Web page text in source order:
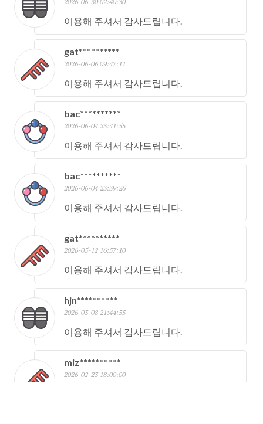
이용해 주셔서 감사드립니다.
gat**********
2026-06-06 09:47:11
이용해 주셔서 감사드립니다.
bac**********
2026-06-04 23:41:55
이용해 주셔서 감사드립니다.
bac**********
2026-06-04 23:39:26
이용해 주셔서 감사드립니다.
gat**********
2026-05-12 16:57:10
이용해 주셔서 감사드립니다.
hjn**********
2026-03-08 21:44:55
이용해 주셔서 감사드립니다.
miz**********
2026-02-23 18:00:00